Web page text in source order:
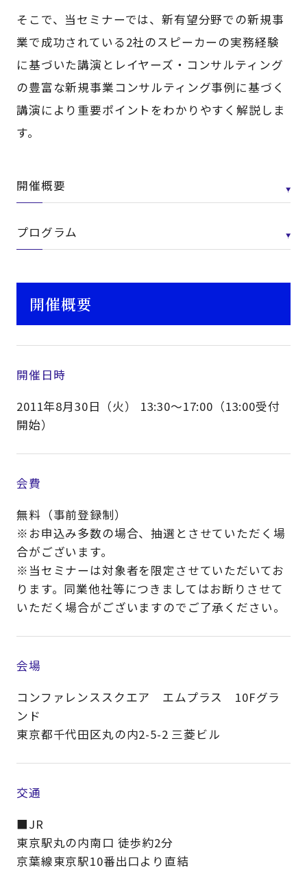
そこで、当セミナーでは、新有望分野での新規事
業で成功されている2社のスピーカーの実務経験
に基づいた講演とレイヤーズ・コンサルティング
の豊富な新規事業コンサルティング事例に基づく
講演により重要ポイントをわかりやすく解説しま
す。
開催概要
プログラム
開催概要
開催日時
2011年8月30日（火） 13:30～17:00（13:00受付
開始）
会費
無料（事前登録制）
※お申込み多数の場合、抽選とさせていただく場
合がございます。
※当セミナーは対象者を限定させていただいてお
ります。同業他社等につきましてはお断りさせて
いただく場合がございますのでご了承ください。
会場
コンファレンススクエア エムプラス 10Fグラ
ンド
東京都千代田区丸の内2-5-2 三菱ビル
交通
■JR
東京駅丸の内南口 徒歩約2分
京葉線東京駅10番出口より直結